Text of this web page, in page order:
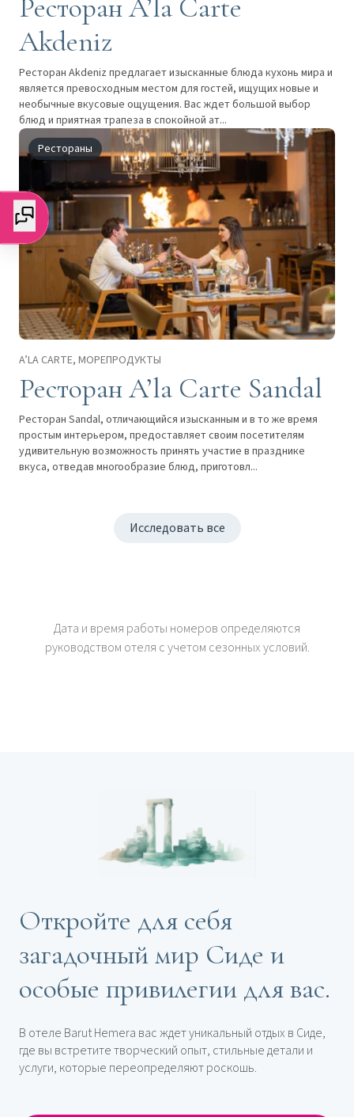
Ресторан A’la Carte
Akdeniz
Ресторан Akdeniz предлагает изысканные блюда кухонь мира и
является превосходным местом для гостей, ищущих новые и
необычные вкусовые ощущения. Вас ждет большой выбор
блюд и приятная трапеза в спокойной ат...
Рестораны
A’LA CARTE, МОРЕПРОДУКТЫ
Ресторан A’la Carte Sandal
Ресторан Sandal, отличающийся изысканным и в то же время
простым интерьером, предоставляет своим посетителям
удивительную возможность принять участие в празднике
вкуса, отведав многообразие блюд, приготовл...
Исследовать все
Дата и время работы номеров определяются
руководством отеля с учетом сезонных условий.
Откройте для себя
загадочный мир Сиде и
особые привилегии для вас.
В отеле Barut Hemera вас ждет уникальный отдых в Сиде,
где вы встретите творческий опыт, стильные детали и
услуги, которые переопределяют роскошь.